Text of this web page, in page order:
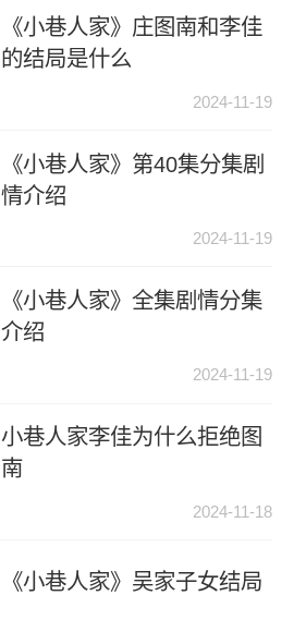
《小巷人家》庄图南和李佳
的结局是什么
2024-11-19
《小巷人家》第40集分集剧
情介绍
2024-11-19
《小巷人家》全集剧情分集
介绍
2024-11-19
小巷人家李佳为什么拒绝图
南
2024-11-18
《小巷人家》吴家子女结局